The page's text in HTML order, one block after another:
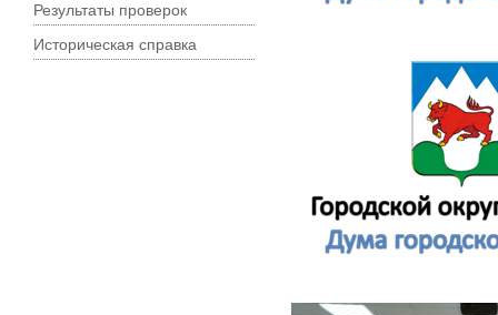
Результаты проверок
Историческая справка